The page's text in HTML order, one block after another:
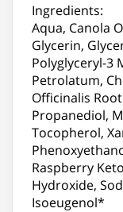
Ingredients:
Aqua, Canola
Glycerin,
Polyglyceryl-3
Petrolatum,
Officinalis
Propanediol,
Tocopherol,
Raspberry
Hydroxide,
Isoeugenol*